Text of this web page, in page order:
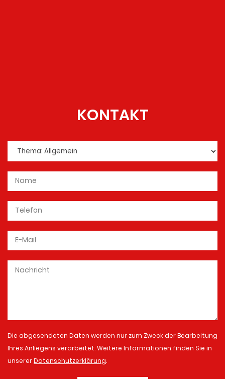
KONTAKT
Die abgesendeten Daten werden nur zum Zweck der Bearbeitung
Ihres Anliegens verarbeitet. Weitere Informationen finden Sie in
unsererDatenschutzerklärung.